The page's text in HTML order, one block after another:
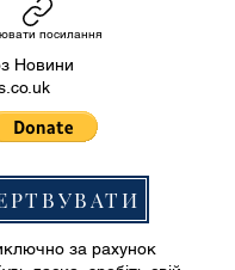
посилання
Новини
за рахунок